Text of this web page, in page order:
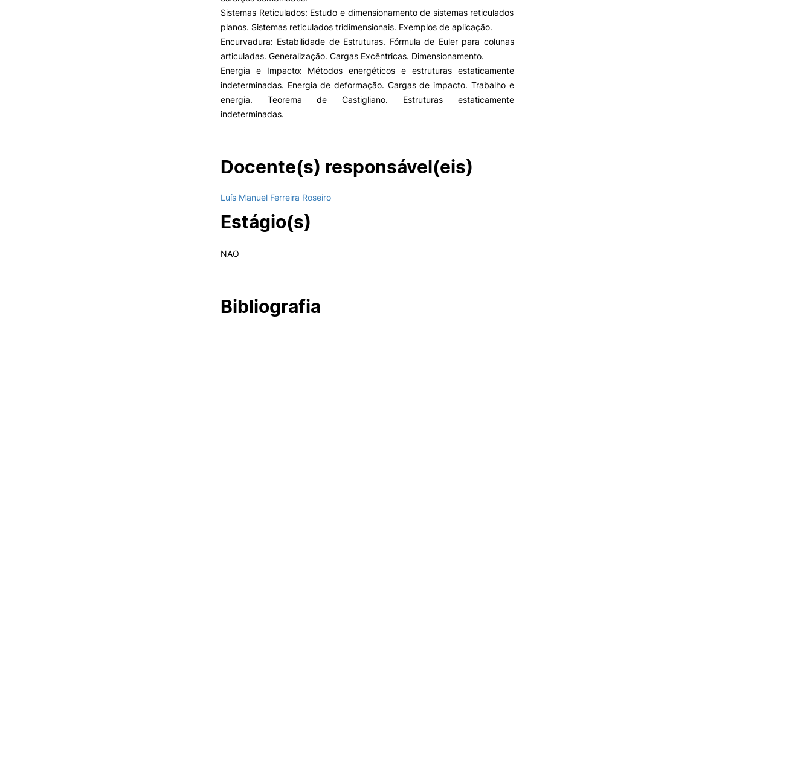
Sistemas Reticulados: Estudo e dimensionamento de sistemas reticulados
planos. Sistemas reticulados tridimensionais. Exemplos de aplicação.
Encurvadura: Estabilidade de Estruturas. Fórmula de Euler para colunas
articuladas. Generalização. Cargas Excêntricas. Dimensionamento.
Energia e Impacto: Métodos energéticos e estruturas estaticamente
indeterminadas. Energia de deformação. Cargas de impacto. Trabalho e
energia. Teorema de Castigliano. Estruturas estaticamente
indeterminadas.
Docente(s) responsável(eis)
Luís Manuel Ferreira Roseiro
Estágio(s)
NAO
Bibliografia